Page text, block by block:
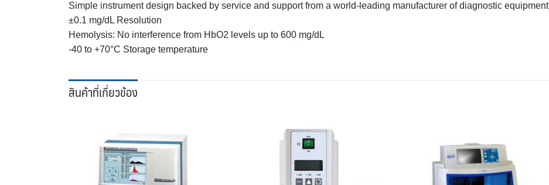
Simple instrument design backed by service and support from a world-leading manufacturer of diagnostic equipment
±0.1 mg/dL Resolution
Hemolysis: No interference from HbO2 levels up to 600 mg/dL
-40 to +70°C Storage temperature
สินค้าที่เกี่ยวข้อง